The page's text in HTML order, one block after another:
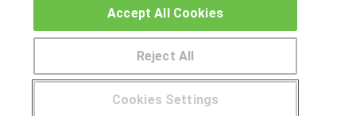
Pide más información al centro
SÍGUENOS EN LAS REDES
OTROS GRUPOS DE INTERES
Cookies Settings
Reject All
Accept All Cookies